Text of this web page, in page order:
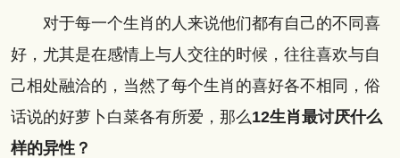
对于每一个生肖的人来说他们都有自己的不同喜
好，尤其是在感情上与人交往的时候，往往喜欢与自
己相处融洽的，当然了每个生肖的喜好各不相同，俗
话说的好萝卜白菜各有所爱，那么12生肖最讨厌什么
样的异性？